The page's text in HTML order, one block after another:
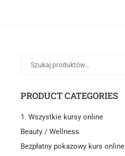
PRODUCT CATEGORIES
1. Wszystkie kursy online
Beauty / Wellness
Bezpłatny pokazowy kurs online